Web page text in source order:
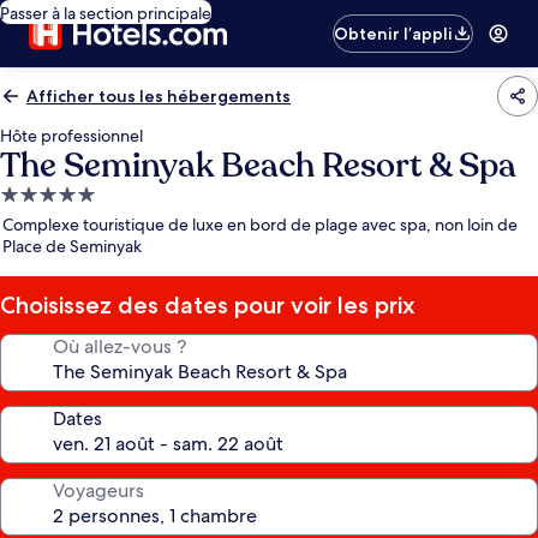
Passer à la section principale
Obtenir l’appli
Afficher tous les hébergements
Hôte professionnel
The Seminyak Beach Resort & Spa
Hébergement
5.0 étoiles
Complexe touristique de luxe en bord de plage avec spa, non loin de
Place de Seminyak
Choisissez des dates pour voir les prix
Où allez-vous ?
Dates
Voyageurs